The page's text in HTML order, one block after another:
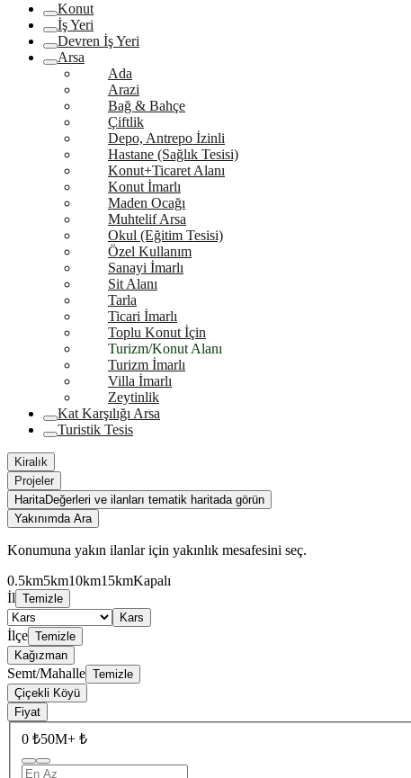
Konut
İş Yeri
Devren İş Yeri
Arsa
Ada
Arazi
Bağ & Bahçe
Çiftlik
Depo, Antrepo İzinli
Hastane (Sağlık Tesisi)
Konut+Ticaret Alanı
Konut İmarlı
Maden Ocağı
Muhtelif Arsa
Okul (Eğitim Tesisi)
Özel Kullanım
Sanayi İmarlı
Sit Alanı
Tarla
Ticari İmarlı
Toplu Konut İçin
Turizm/Konut Alanı
Turizm İmarlı
Villa İmarlı
Zeytinlik
Kat Karşılığı Arsa
Turistik Tesis
Kiralık
Projeler
HaritaDeğerleri ve ilanları tematik haritada görün
Yakınımda Ara
Konumuna yakın ilanlar için yakınlık mesafesini seç.
0.5km5km10km15kmKapalı
İl Temizle
Kars
İlçe Temizle
Kağızman
Semt/Mahalle Temizle
Çiçekli Köyü
Fiyat
0 ₺50M+ ₺